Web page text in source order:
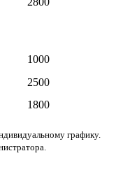
1000
2500
1800
графику.